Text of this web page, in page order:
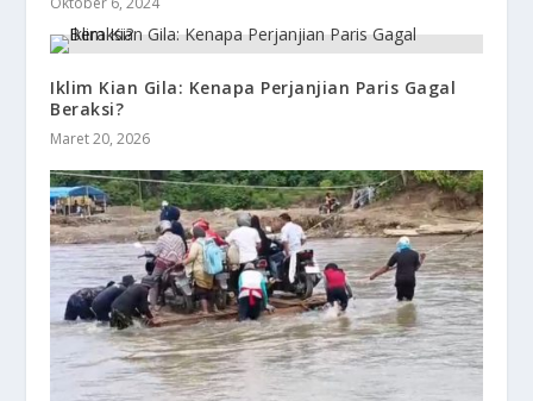
Iklim Kian Gila: Kenapa Perjanjian Paris Gagal
Beraksi?
Maret 20, 2026